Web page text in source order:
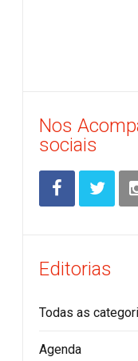
Nos
sociais
Editorias
Todas as
Agenda